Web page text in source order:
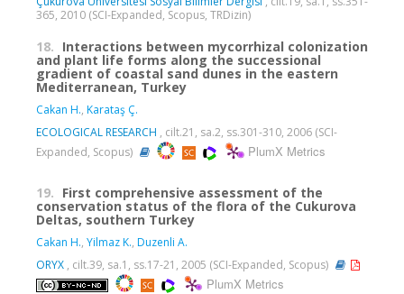
365, 2010 (SCI-Expanded, Scopus, TRDizin)
18. Interactions between mycorrhizal colonization
and plant life forms along the successional
gradient of coastal sand dunes in the eastern
Mediterranean, Turkey
Cakan H., Karataş Ç.
ECOLOGICAL RESEARCH , cilt.21, sa.2, ss.301-310, 2006 (SCI-
Expanded, Scopus)
PlumX Metrics
19. First comprehensive assessment of the
conservation status of the flora of the Cukurova
Deltas, southern Turkey
Cakan H., Yilmaz K., Duzenli A.
ORYX , cilt.39, sa.1, ss.17-21, 2005 (SCI-Expanded, Scopus)
PlumX Metrics